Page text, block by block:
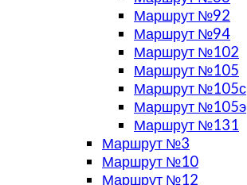
Маршрут №92
Маршрут №94
Маршрут №102
Маршрут №105
Маршрут №105с
Маршрут №105э
Маршрут №131
Маршрут №3
Маршрут №10
Маршрут №12